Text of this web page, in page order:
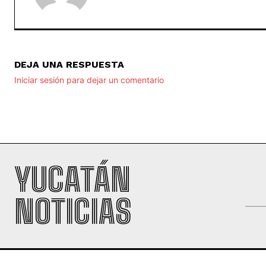
DEJA UNA RESPUESTA
Iniciar sesión para dejar un comentario